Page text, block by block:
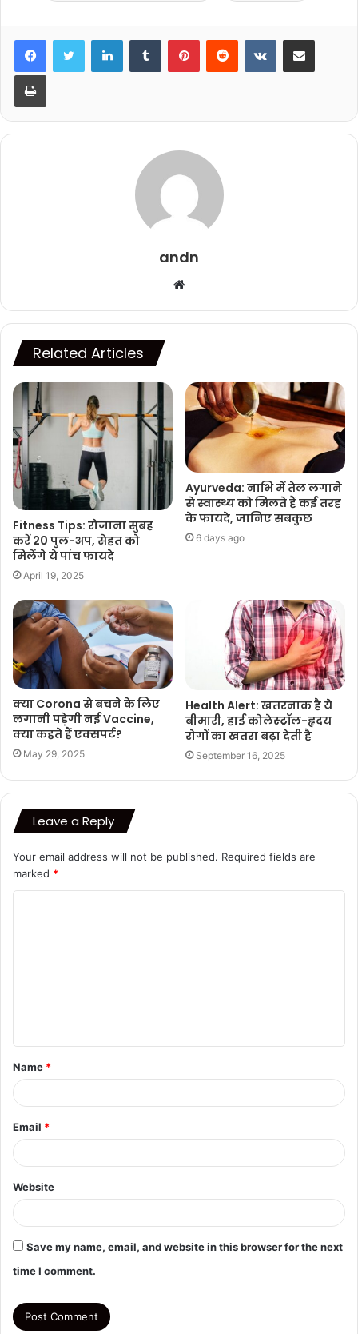
LinkedInTumblr PinterestReddit VKontakteShare via Email
Print
andn
Website
Related Articles
Fitness Tips: रोजाना सुबह
करें 20 पुल-अप, सेहत को
मिलेंगे ये पांच फायदे
April 19, 2025
Ayurveda: नाभि में तेल लगाने
से स्वास्थ्य को मिलते हैं कई तरह
के फायदे, जानिए सबकुछ
6 days ago
क्या Corona से बचने के लिए
लगानी पड़ेगी नई Vaccine,
क्या कहते हैं एक्सपर्ट?
May 29, 2025
Health Alert: खतरनाक है ये
बीमारी, हाई कोलेस्ट्रॉल-हृदय
रोगों का खतरा बढ़ा देती है
September 16, 2025
Leave a Reply
Your email address will not be published. Required fields are
marked *
t
*
Name *
Email *
Website
Save my name, email, and website in this browser for the next
time I comment.